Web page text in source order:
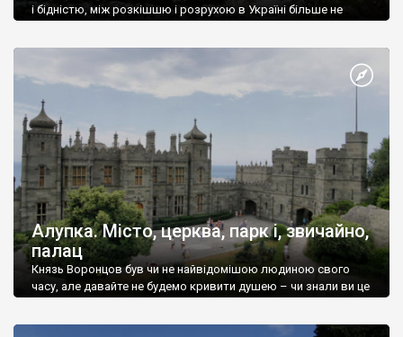
і бідністю, між розкішшю і розрухою в Україні більше не
Алупка. Місто, церква, парк і, звичайно,
палац
Князь Воронцов був чи не найвідомішою людиною свого
часу, але давайте не будемо кривити душею – чи знали ви це